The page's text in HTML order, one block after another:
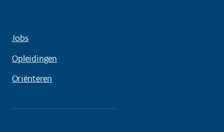
Jobs
Opleidingen
Oriënteren